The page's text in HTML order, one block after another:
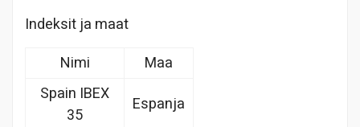
Indeksit ja maat
Nimi
Maa
Spain IBEX
35
Espanja